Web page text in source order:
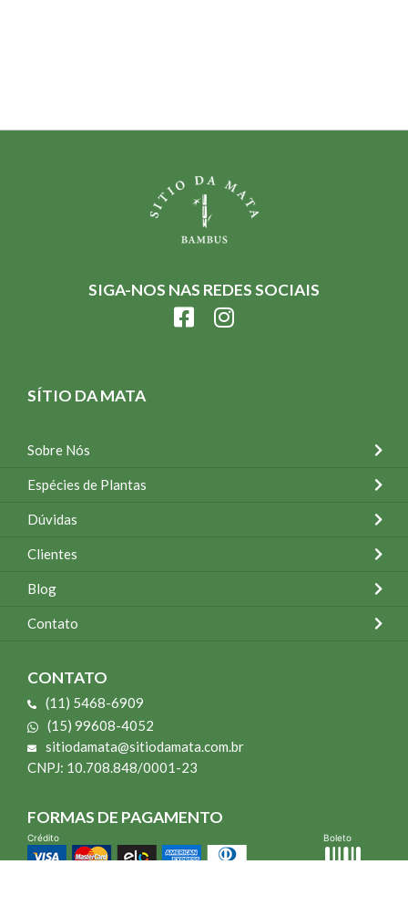
SIGA-NOS NAS REDES SOCIAIS
SÍTIO DA MATA
Sobre Nós
Espécies de Plantas
Dúvidas
Clientes
Blog
Contato
CONTATO
(11) 5468-6909
(15) 99608-4052
sitiodamata@sitiodamata.com.br
CNPJ: 10.708.848/0001-23
FORMAS DE PAGAMENTO
Crédito Boleto